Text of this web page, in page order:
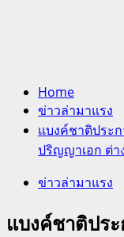
Home
ข่าวล่ามาแรง
แบงค์ชาติประ
ปริญญาเอก ต่า
ข่าวล่ามาแรง
แบงค์ชาติปร